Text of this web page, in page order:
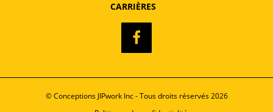
CARRIÈRES
© Conceptions JIPwork Inc - Tous droits réservés 2026